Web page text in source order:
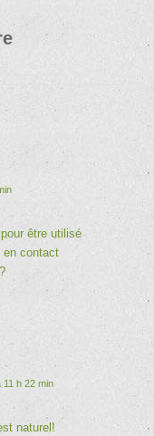
être utilisé
en contact
11 h 22 min
naturel!